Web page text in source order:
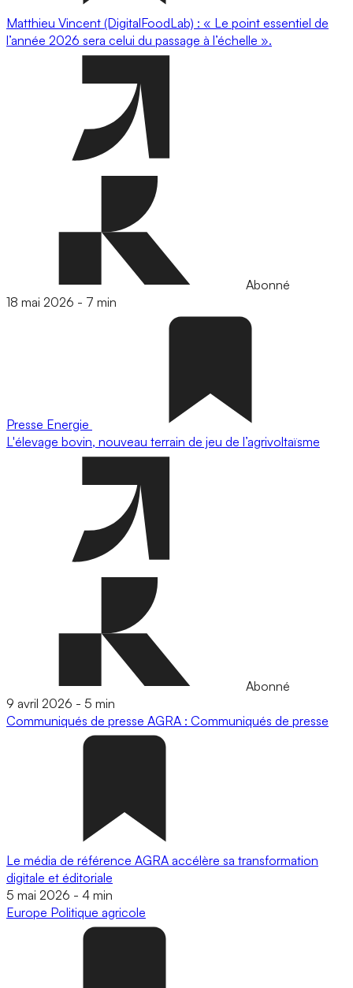
Matthieu Vincent (DigitalFoodLab) : « Le point essentiel de
l’année 2026 sera celui du passage à l’échelle ».
Abonné
18 mai 2026 - 7 min
Presse Energie
L'élevage bovin, nouveau terrain de jeu de l’agrivoltaïsme
Abonné
9 avril 2026 - 5 min
Communiqués de presse AGRA : Communiqués de presse
Le média de référence AGRA accélère sa transformation
digitale et éditoriale
5 mai 2026 - 4 min
Europe Politique agricole